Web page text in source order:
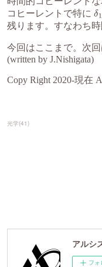
光学(41)
アルシ
フォ